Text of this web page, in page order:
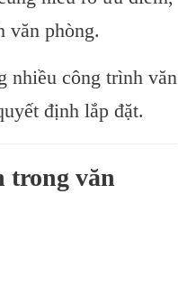
văn phòng.
nhiều công trình văn
định lắp đặt.
trong văn